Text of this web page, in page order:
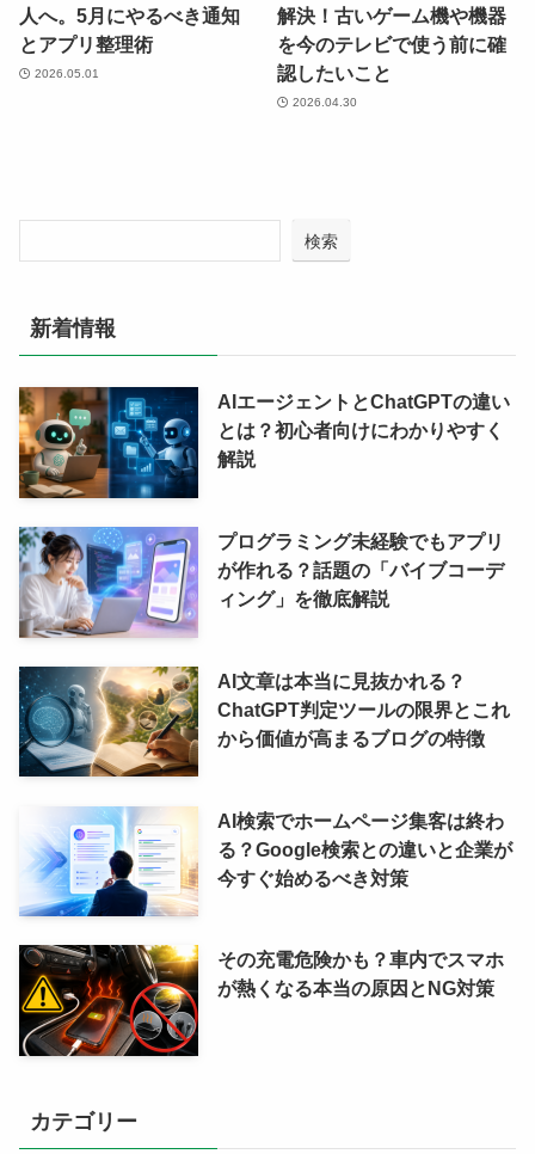
人へ。5月にやるべき通知
とアプリ整理術
2026.05.01
解決！古いゲーム機や機器
を今のテレビで使う前に確
認したいこと
2026.04.30
検索
新着情報
AIエージェントとChatGPTの違い
とは？初心者向けにわかりやすく
解説
プログラミング未経験でもアプリ
が作れる？話題の「バイブコーデ
ィング」を徹底解説
AI文章は本当に見抜かれる？
ChatGPT判定ツールの限界とこれ
から価値が高まるブログの特徴
AI検索でホームページ集客は終わ
る？Google検索との違いと企業が
今すぐ始めるべき対策
その充電危険かも？車内でスマホ
が熱くなる本当の原因とNG対策
カテゴリー